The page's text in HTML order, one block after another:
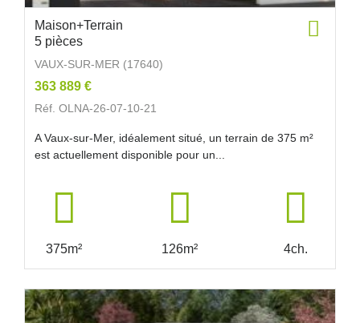
Maison+Terrain
5 pièces
VAUX-SUR-MER (17640)
363 889 €
Réf. OLNA-26-07-10-21
A Vaux-sur-Mer, idéalement situé, un terrain de 375 m²
est actuellement disponible pour un...
375m² 126m² 4ch.